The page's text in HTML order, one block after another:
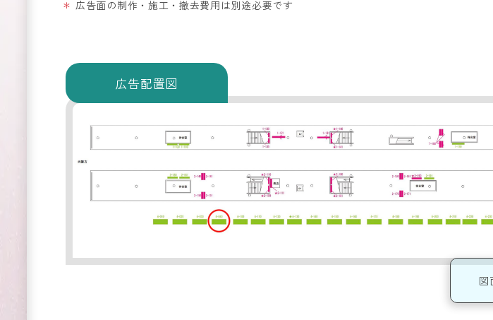
広告面の制作・施工・撤去費用は別途必要です
広告配置図
図